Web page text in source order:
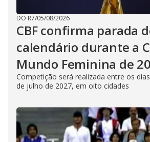
DO R7/05/08/2026
CBF confirma parada
calendário durante a
Mundo Feminina de
Competição será realizada entre os
de julho de 2027, em oito cidades